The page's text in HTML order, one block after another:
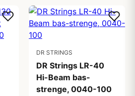
DR STRINGS
DR Strings LR-40
Hi-Beam bas-
strenge, 0040-100